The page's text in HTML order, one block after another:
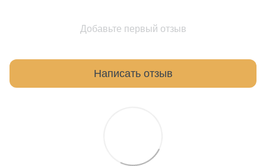
Добавьте первый отзыв
Написать отзыв